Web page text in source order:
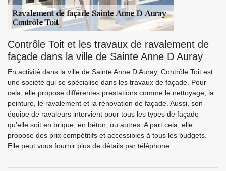
Contrôle Toit et les travaux de ravalement de
façade dans la ville de Sainte Anne D Auray
En activité dans la ville de Sainte Anne D Auray, Contrôle Toit est
une société qui se spécialise dans les travaux de façade. Pour
cela, elle propose différentes prestations comme le nettoyage, la
peinture, le ravalement et la rénovation de façade. Aussi, son
équipe de ravaleurs intervient pour tous les types de façade
qu’elle soit en brique, en béton, ou autres. A part cela, elle
propose des prix compétitifs et accessibles à tous les budgets.
Elle peut vous fournir plus de détails par téléphone.